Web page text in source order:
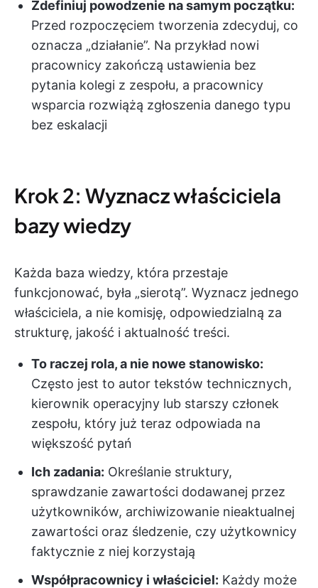
Zdefiniuj powodzenie na samym początku:
Przed rozpoczęciem tworzenia zdecyduj, co
oznacza „działanie”. Na przykład nowi
pracownicy zakończą ustawienia bez
pytania kolegi z zespołu, a pracownicy
wsparcia rozwiążą zgłoszenia danego typu
bez eskalacji
Krok 2: Wyznacz właściciela
bazy wiedzy
Każda baza wiedzy, która przestaje
funkcjonować, była „sierotą”. Wyznacz jednego
właściciela, a nie komisję, odpowiedzialną za
strukturę, jakość i aktualność treści.
To raczej rola, a nie nowe stanowisko:
Często jest to autor tekstów technicznych,
kierownik operacyjny lub starszy członek
zespołu, który już teraz odpowiada na
większość pytań
Ich zadania: Określanie struktury,
sprawdzanie zawartości dodawanej przez
użytkowników, archiwizowanie nieaktualnej
zawartości oraz śledzenie, czy użytkownicy
faktycznie z niej korzystają
Współpracownicy i właściciel: Każdy może